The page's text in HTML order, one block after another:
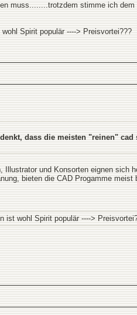
muss........trotzdem stimme ich
Spirit populär ----> Preisvortei???
dass die meisten "reinen" cad
und Konsorten eignen sich
bieten die CAD Progamme meist
ist wohl Spirit populär ---->